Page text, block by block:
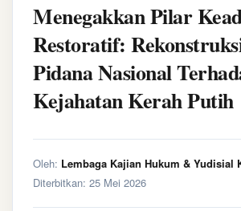
Menegakkan Pilar
Restoratif:
Pidana Nasional
Kejahatan Kerah Putih
Oleh: Lembaga Kajian Hukum & Yudisial
Diterbitkan: 25 Mei 2026